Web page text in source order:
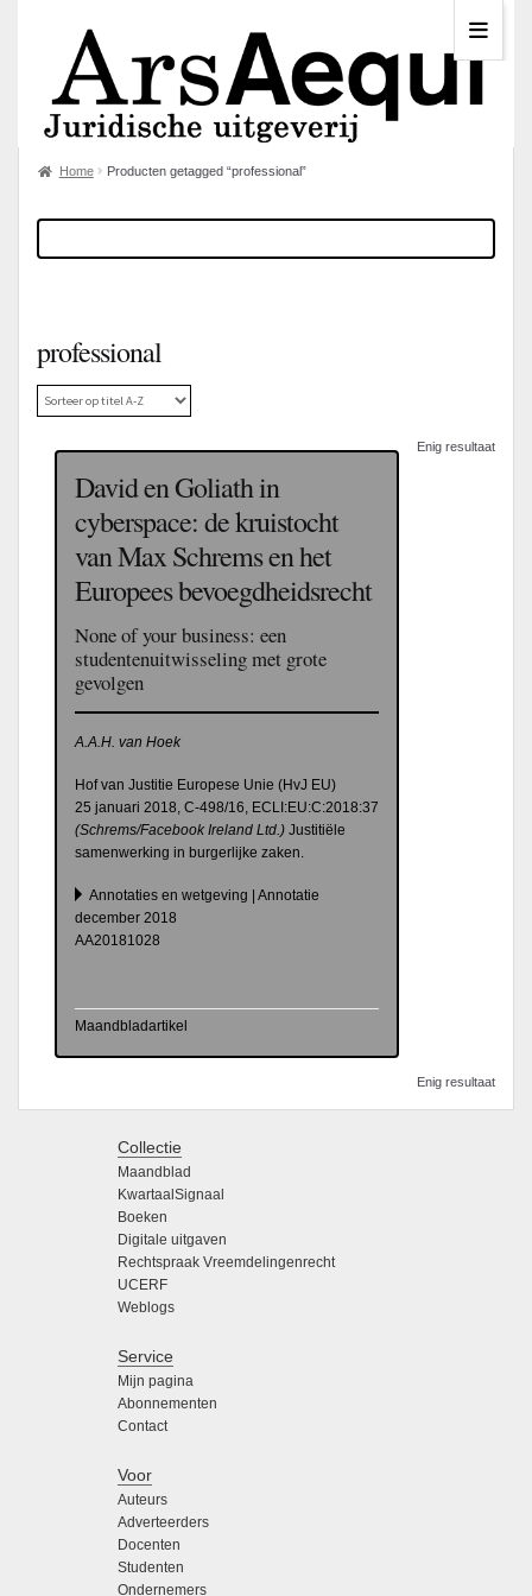
Home Producten getagged “professional”
professional
Enig resultaat
David en Goliath in
cyberspace: de kruistocht
van Max Schrems en het
Europees bevoegdheidsrecht
None of your business: een
studentenuitwisseling met grote
gevolgen
A.A.H. van Hoek
Hof van Justitie Europese Unie (HvJ EU)
25 januari 2018, C-498/16, ECLI:​EU:​C:​2018:​37
(Schrems/Facebook Ireland Ltd.) Justitiële
samenwerking in burgerlijke zaken.
Annotaties en wetgeving | Annotatie
december 2018
AA20181028
Maandbladartikel
Enig resultaat
Collectie
Maandblad
KwartaalSignaal
Boeken
Digitale uitgaven
Rechtspraak Vreemdelingenrecht
UCERF
Weblogs
Service
Mijn pagina
Abonnementen
Contact
Voor
Auteurs
Adverteerders
Docenten
Studenten
Ondernemers